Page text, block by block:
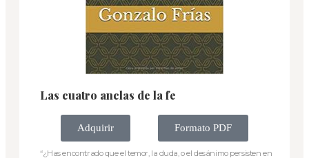
Las cuatro anclas de la fe
Adquirir Formato PDF
“¿Has encontrado que el temor, la duda, o el desánimo persisten en